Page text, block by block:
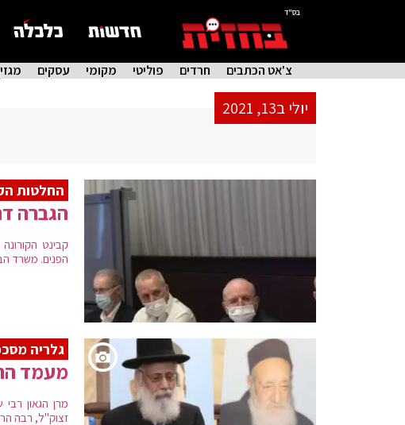
בס"ד
צ'אט הכתבים חרדים פוליטי מקומי עסקים
יולי ב13, 2021
החלטות
הגברה
קבינט
הפנים. משרד
גלריה
מעמד
מרן הגאון רבי
זצוק"ל, רבה